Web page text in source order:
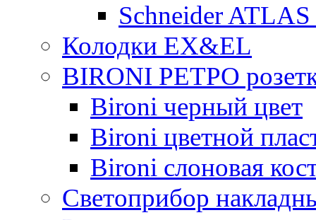
Schneider
Колодки EX&EL
BIRONI РЕТРО
Bironi черный цвет
Bironi цветной
Bironi слоновая
Светоприбор